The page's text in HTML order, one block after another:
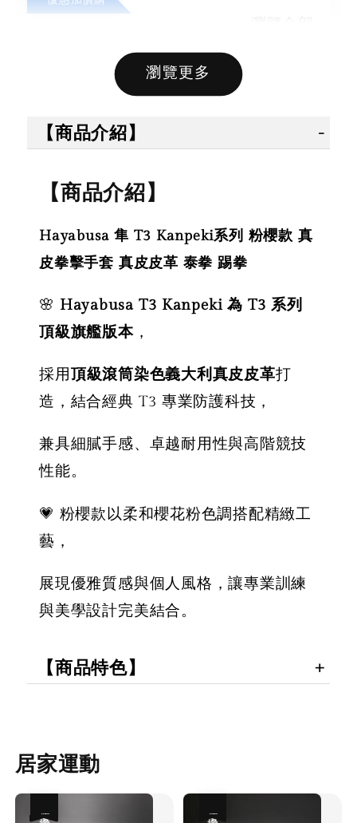
【拳運會】
拳擊手套 除
格鬥專用 擊
退汗味 台灣
解
NT$ 300
NT$ 350
- +
售完
綁帶 彈性手
綁帶 熱情火
NT$ 450
NT$ 500
綁帶 彈
綁帶 獨
NT$ 500
加入購物車
瀏覽更多
【商品介紹】
【商品介紹】
Hayabusa 隼 T3 Kanpeki系列 粉櫻款 真
皮拳擊手套 真皮皮革 泰拳 踢拳
🌸 Hayabusa T3 Kanpeki 為 T3 系列
頂級旗艦版本，
採用頂級滾筒染色義大利真皮皮革打
造，結合經典 T3 專業防護科技，
兼具細膩手感、卓越耐用性與高階競技
性能。
💗 粉櫻款以柔和櫻花粉色調搭配精緻工
藝，
展現優雅質感與個人風格，讓專業訓練
與美學設計完美結合。
【商品特色】
居家運動